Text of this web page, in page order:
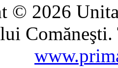
© 2026